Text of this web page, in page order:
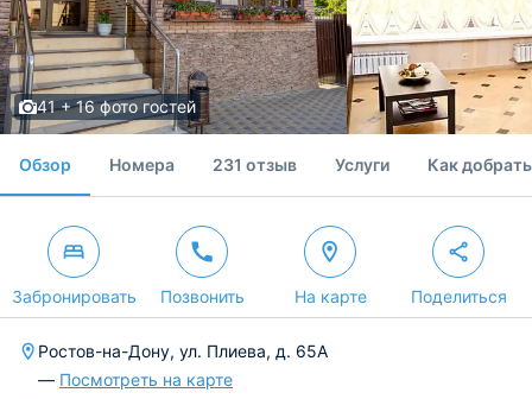
41 + 16 фото гостей
Обзор Номера 231 отзыв Услуги Как
Забронировать Позвонить На карте Поделиться
Ростов-на-Дону, ул. Плиева, д. 65А
— Посмотреть на карте